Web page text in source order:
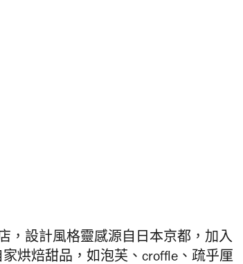
，設計風格靈感源自日本京都，加入
烘焙甜品，如泡芙、croffle、疏乎厘